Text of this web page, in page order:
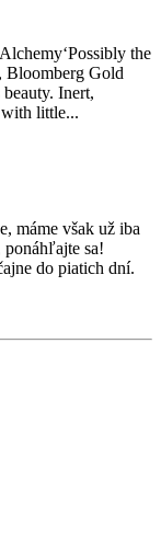
the
Bloomberg Gold
Inert,
little...
máme však už iba
sa!
do piatich dní.